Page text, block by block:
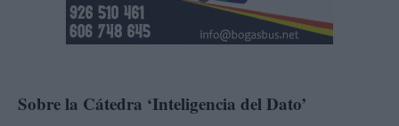
Sobre la Cátedra ‘Inteligencia del Dato’